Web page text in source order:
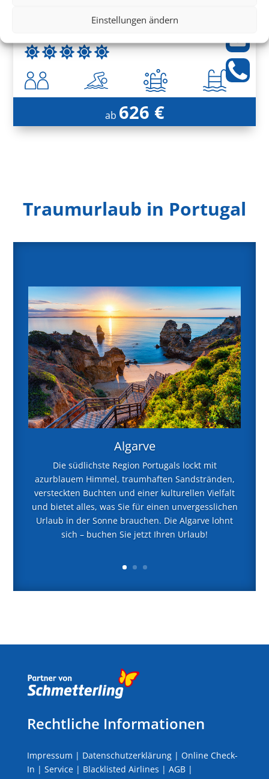
Einstellungen ändern
ab 626 €
Traumurlaub in Portugal
Algarve
Die südlichste Region Portugals lockt mit
azurblauem Himmel, traumhaften Sandstränden,
versteckten Buchten und einer kulturellen Vielfalt
und bietet alles, was Sie für einen unvergesslichen
Urlaub in der Sonne brauchen. Die Algarve lohnt
sich – buchen Sie jetzt Ihren Urlaub!
Rechtliche Informationen
Impressum | Datenschutzerklärung| Online Check-
In | Service| Blacklisted Airlines | AGB|